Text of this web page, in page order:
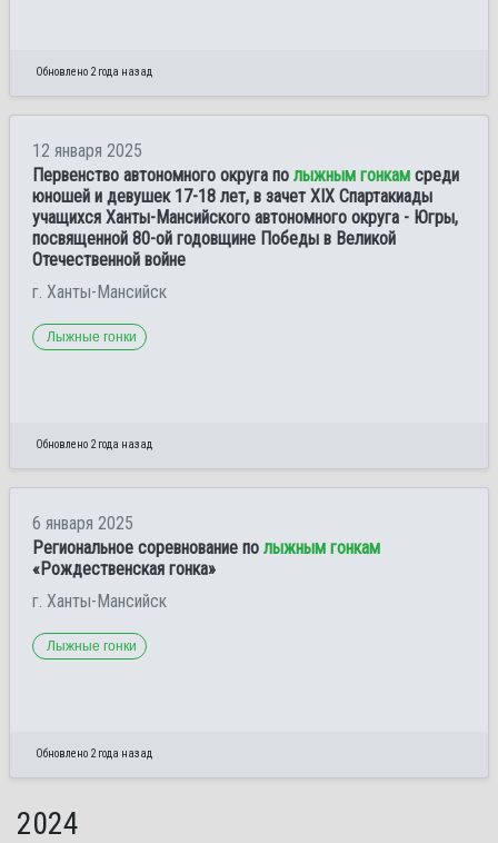
Обновлено 2 года назад
12 января 2025
Первенство автономного округа по лыжным гонкам среди
юношей и девушек 17-18 лет, в зачет XIX Спартакиады
учащихся Ханты-Мансийского автономного округа - Югры,
посвященной 80-ой годовщине Победы в Великой
Отечественной войне
г. Ханты-Мансийск
Лыжные гонки
Обновлено 2 года назад
6 января 2025
Региональное соревнование по лыжным гонкам
«Рождественская гонка»
г. Ханты-Мансийск
Лыжные гонки
Обновлено 2 года назад
2024